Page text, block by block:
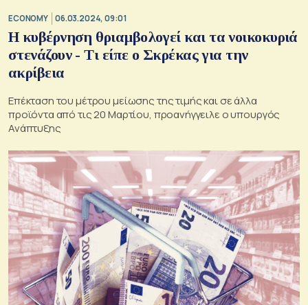
ECONOMY 06.03.2024, 09:01
Η κυβέρνηση θριαμβολογεί και τα νοικοκυριά
στενάζουν - Τι είπε ο Σκρέκας για την
ακρίβεια
Επέκταση του μέτρου μείωσης της τιμής και σε άλλα
προϊόντα από τις 20 Μαρτίου, προανήγγειλε ο υπουργός
Ανάπτυξης